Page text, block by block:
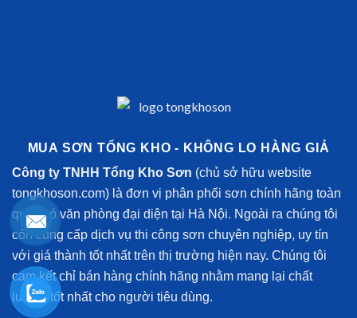
MUA SƠN TỔNG KHO - KHÔNG LO HÀNG GIẢ
Công ty TNHH Tổng Kho Sơn (chủ sở hữu website
tongkhoson.com) là đơn vị phân phối sơn chính hãng toàn
quốc có văn phòng đại diện tại Hà Nội. Ngoài ra chúng tôi
còn cung cấp dịch vụ thi công sơn chuyên nghiệp, uy tín
với giá thành tốt nhất trên thị trường hiện nay. Chúng tôi
cam kết chỉ bán hàng chính hãng nhằm mang lại chất
lượng tốt nhất cho người tiêu dùng.